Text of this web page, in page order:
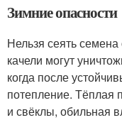
Зимние опасности
Нельзя сеять
качели могут
когда после
потепление. Тёплая
и свёклы, обильная